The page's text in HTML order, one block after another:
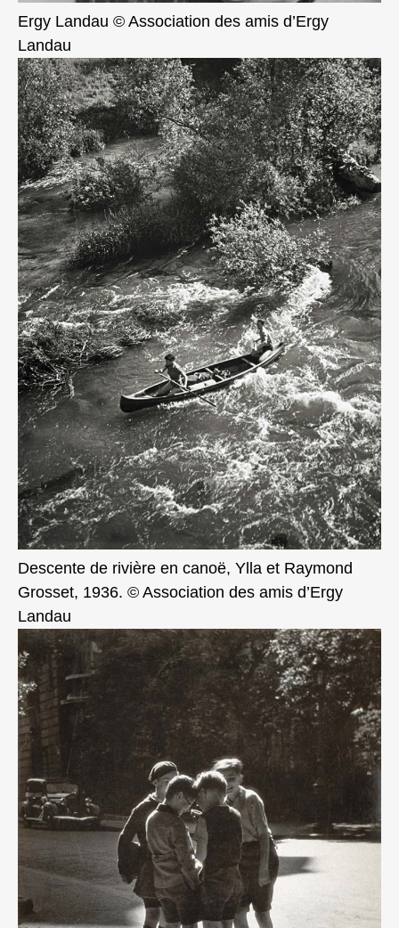
Ergy Landau © Association des amis d’Ergy
Landau
Descente de rivière en canoë, Ylla et Raymond
Grosset, 1936. © Association des amis d’Ergy
Landau